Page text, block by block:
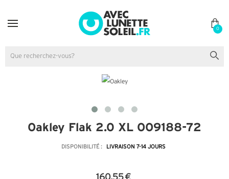
0
Oakley Flak 2.0 XL OO9188-72
DISPONIBILITÉ : LIVRAISON 7-14 JOURS